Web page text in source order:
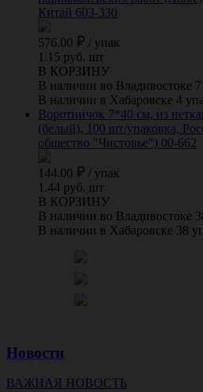
Китай 603-330
576.00 / упак
1.15 руб. шт
В КОРЗИНУ
В наличии во Владивостоке 7
В наличии в Хабаровске 4
Воротничок 7*40 см, из
(белый), 100 шт/упаковка,
общество "Чистовье") 00-662
144.00 / упак
1.44 руб. шт
В КОРЗИНУ
В наличии во Владивостоке
В наличии в Хабаровске 38
Новости
ВАЖНАЯ НОВОСТЬ